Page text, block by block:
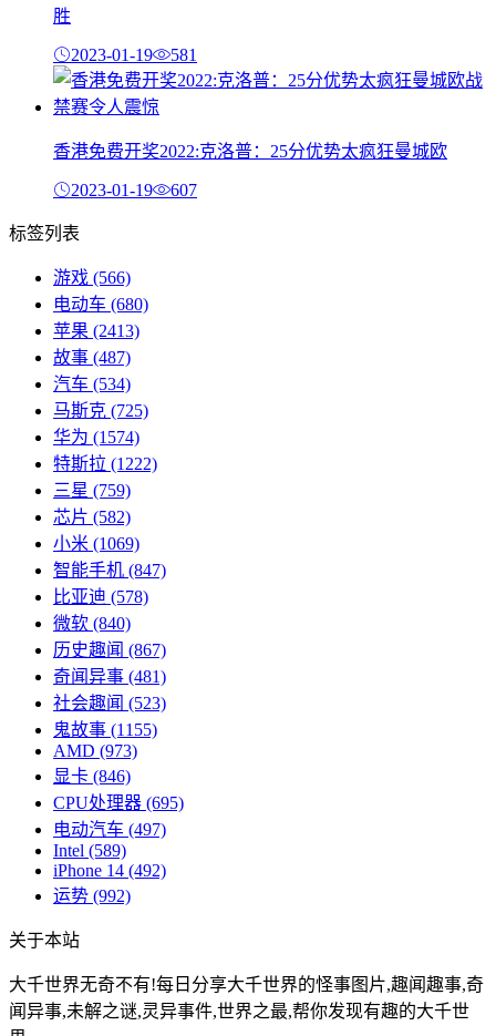
胜
2023-01-19 581
香港免费开奖2022:克洛普：25分优势太疯狂曼城欧
2023-01-19 607
标签列表
游戏 (566)
电动车 (680)
苹果 (2413)
故事 (487)
汽车 (534)
马斯克 (725)
华为 (1574)
特斯拉 (1222)
三星 (759)
芯片 (582)
小米 (1069)
智能手机 (847)
比亚迪 (578)
微软 (840)
历史趣闻 (867)
奇闻异事 (481)
社会趣闻 (523)
鬼故事 (1155)
AMD (973)
显卡 (846)
CPU处理器 (695)
电动汽车 (497)
Intel (589)
iPhone 14 (492)
运势 (992)
关于本站
大千世界无奇不有!每日分享大千世界的怪事图片,趣闻趣事,奇
闻异事,未解之谜,灵异事件,世界之最,帮你发现有趣的大千世